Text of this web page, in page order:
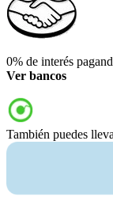
0% de interés
Ver bancos
También puedes